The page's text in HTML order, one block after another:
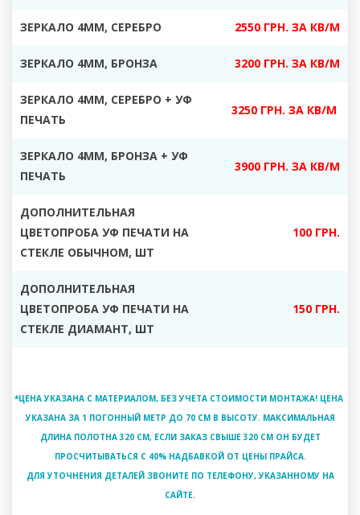
ЗЕРКАЛО 4ММ, СЕРЕБРО 2550 ГРН. ЗА КВ/М
ЗЕРКАЛО 4ММ, БРОНЗА 3200 ГРН. ЗА КВ/М
ЗЕРКАЛО 4ММ, СЕРЕБРО + УФ
ПЕЧАТЬ
3250 ГРН. ЗА КВ/М
ЗЕРКАЛО 4ММ, БРОНЗА + УФ
ПЕЧАТЬ
3900 ГРН. ЗА КВ/М
ДОПОЛНИТЕЛЬНАЯ
ЦВЕТОПРОБА УФ ПЕЧАТИ НА
СТЕКЛЕ ОБЫЧНОМ, ШТ
100 ГРН.
ДОПОЛНИТЕЛЬНАЯ
ЦВЕТОПРОБА УФ ПЕЧАТИ НА
СТЕКЛЕ ДИАМАНТ, ШТ
150 ГРН.
*ЦЕНА УКАЗАНА С МАТЕРИАЛОМ, БЕЗ УЧЕТА СТОИМОСТИ МОНТАЖА! ЦЕНА
УКАЗАНА ЗА 1 ПОГОННЫЙ МЕТР ДО 70 СМ В ВЫСОТУ. МАКСИМАЛЬНАЯ
ДЛИНА ПОЛОТНА 320 СМ, ЕСЛИ ЗАКАЗ СВЫШЕ 320 СМ ОН БУДЕТ
ПРОСЧИТЫВАТЬСЯ С 40% НАДБАВКОЙ ОТ ЦЕНЫ ПРАЙСА.
ДЛЯ УТОЧНЕНИЯ ДЕТАЛЕЙ ЗВОНИТЕ ПО ТЕЛЕФОНУ, УКАЗАННОМУ НА
САЙТЕ.